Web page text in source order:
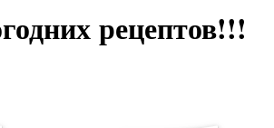
рецептов!!!